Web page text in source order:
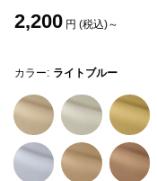
2,200 円 (税込)～
カラー: ライトブルー